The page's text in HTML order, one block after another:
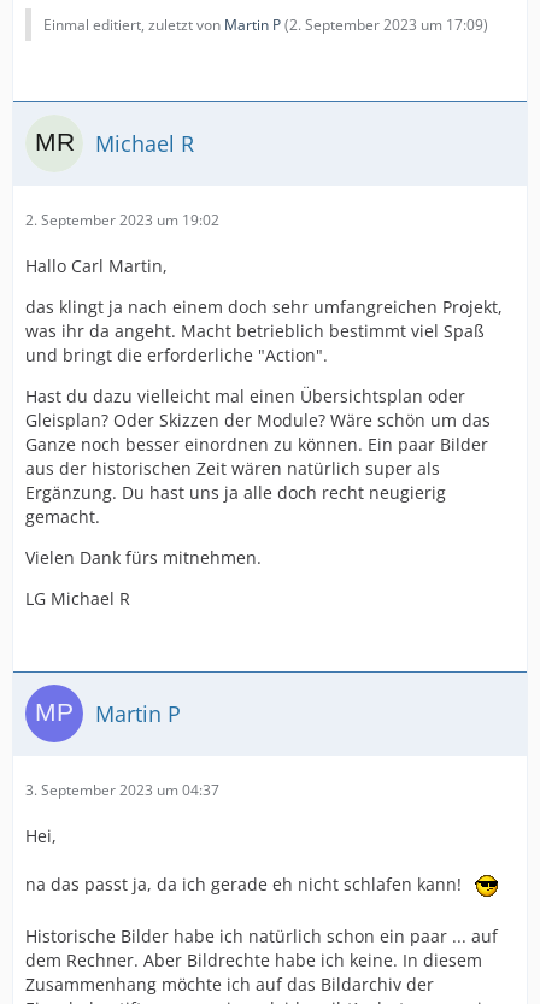
Einmal editiert, zuletzt von Martin P(2. September 2023 um 17:09)
Michael R
2. September 2023 um 19:02
Hallo Carl Martin,
das klingt ja nach einem doch sehr umfangreichen Projekt,
was ihr da angeht. Macht betrieblich bestimmt viel Spaß
und bringt die erforderliche "Action".
Hast du dazu vielleicht mal einen Übersichtsplan oder
Gleisplan? Oder Skizzen der Module? Wäre schön um das
Ganze noch besser einordnen zu können. Ein paar Bilder
aus der historischen Zeit wären natürlich super als
Ergänzung. Du hast uns ja alle doch recht neugierig
gemacht.
Vielen Dank fürs mitnehmen.
LG Michael R
Martin P
3. September 2023 um 04:37
Hei,
na das passt ja, da ich gerade eh nicht schlafen kann!
Historische Bilder habe ich natürlich schon ein paar ... auf
dem Rechner. Aber Bildrechte habe ich keine. In diesem
Zusammenhang möchte ich auf das Bildarchiv der